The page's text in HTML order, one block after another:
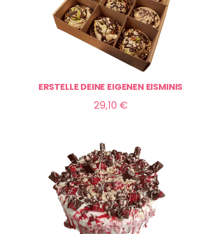
ERSTELLE DEINE EIGENEN EISMINIS
29,10 €